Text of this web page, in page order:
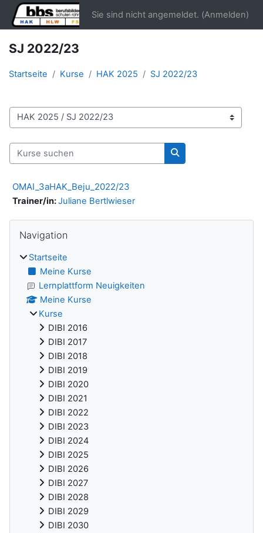
Zum Hauptinhalt
Sie sind nicht angemeldet. (Anmelden)
SJ 2022/23
Startseite Kurse HAK 2025 SJ 2022/23
Kursbereiche
Kurse suchen
Kurse suchen
OMAI_3aHAK_Beju_2022/23
Trainer/in:Juliane Bertlwieser
Blöcke
Navigation
Startseite
Meine Kurse
Lernplattform Neuigkeiten
Meine Kurse
Kurse
DIBI 2016
DIBI 2017
DIBI 2018
DIBI 2019
DIBI 2020
DIBI 2021
DIBI 2022
DIBI 2023
DIBI 2024
DIBI 2025
DIBI 2026
DIBI 2027
DIBI 2028
DIBI 2029
DIBI 2030